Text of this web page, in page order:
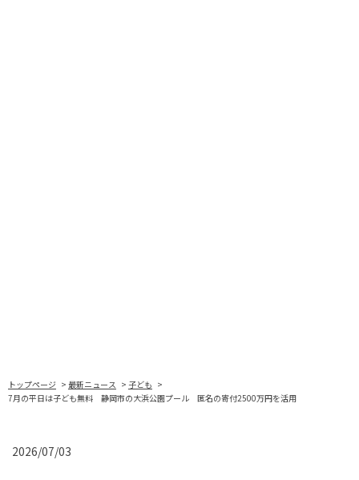
トップページ 最新ニュース
子ども
7月の平日は子ども無料 静岡市の大浜公園プール 匿名の寄付2500万円を活用
2026/07/03